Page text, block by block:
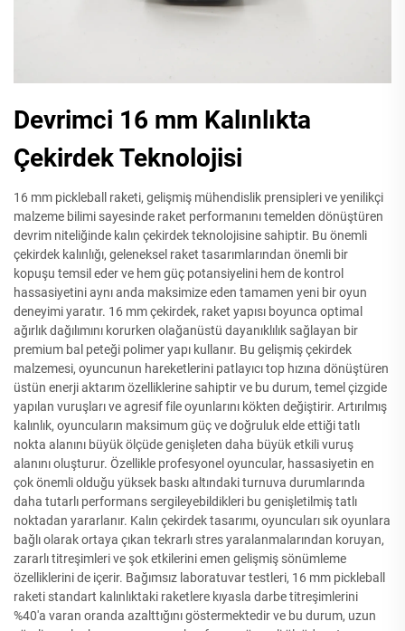
Devrimci 16 mm Kalınlıkta
Çekirdek Teknolojisi
16 mm pickleball raketi, gelişmiş mühendislik prensipleri ve yenilikçi
malzeme bilimi sayesinde raket performanını temelden dönüştüren
devrim niteliğinde kalın çekirdek teknolojisine sahiptir. Bu önemli
çekirdek kalınlığı, geleneksel raket tasarımlarından önemli bir
kopuşu temsil eder ve hem güç potansiyelini hem de kontrol
hassasiyetini aynı anda maksimize eden tamamen yeni bir oyun
deneyimi yaratır. 16 mm çekirdek, raket yapısı boyunca optimal
ağırlık dağılımını korurken olağanüstü dayanıklılık sağlayan bir
premium bal peteği polimer yapı kullanır. Bu gelişmiş çekirdek
malzemesi, oyuncunun hareketlerini patlayıcı top hızına dönüştüren
üstün enerji aktarım özelliklerine sahiptir ve bu durum, temel çizgide
yapılan vuruşları ve agresif file oyunlarını kökten değiştirir. Artırılmış
kalınlık, oyuncuların maksimum güç ve doğruluk elde ettiği tatlı
nokta alanını büyük ölçüde genişleten daha büyük etkili vuruş
alanını oluşturur. Özellikle profesyonel oyuncular, hassasiyetin en
çok önemli olduğu yüksek baskı altındaki turnuva durumlarında
daha tutarlı performans sergileyebildikleri bu genişletilmiş tatlı
noktadan yararlanır. Kalın çekirdek tasarımı, oyuncuları sık oyunlara
bağlı olarak ortaya çıkan tekrarlı stres yaralanmalarından koruyan,
zararlı titreşimleri ve şok etkilerini emen gelişmiş sönümleme
özelliklerini de içerir. Bağımsız laboratuvar testleri, 16 mm pickleball
raketi standart kalınlıktaki raketlere kıyasla darbe titreşimlerini
%40'a varan oranda azalttığını göstermektedir ve bu durum, uzun